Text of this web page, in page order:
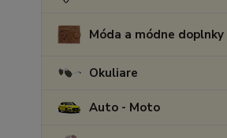
Móda a módne doplnky
Okuliare
Auto - Moto